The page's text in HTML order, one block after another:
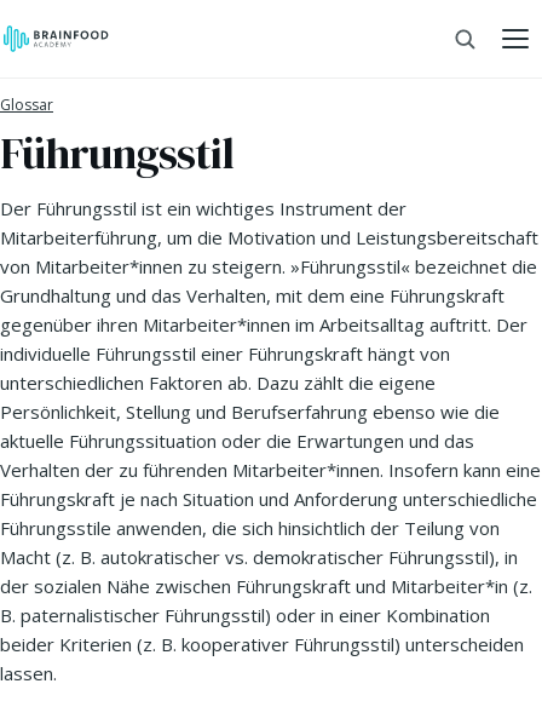
Glossar
Führungsstil
Der Führungsstil ist ein wichtiges Instrument der
Mitarbeiterführung, um die Motivation und Leistungsbereitschaft
von Mitarbeiter*innen zu steigern. »Führungsstil« bezeichnet die
Grundhaltung und das Verhalten, mit dem eine Führungskraft
gegenüber ihren Mitarbeiter*innen im Arbeitsalltag auftritt. Der
individuelle Führungsstil einer Führungskraft hängt von
unterschiedlichen Faktoren ab. Dazu zählt die eigene
Persönlichkeit, Stellung und Berufserfahrung ebenso wie die
aktuelle Führungssituation oder die Erwartungen und das
Verhalten der zu führenden Mitarbeiter*innen. Insofern kann eine
Führungskraft je nach Situation und Anforderung unterschiedliche
Führungsstile anwenden, die sich hinsichtlich der Teilung von
Macht (z. B. autokratischer vs. demokratischer Führungsstil), in
der sozialen Nähe zwischen Führungskraft und Mitarbeiter*in (z.
B. paternalistischer Führungsstil) oder in einer Kombination
beider Kriterien (z. B. kooperativer Führungsstil) unterscheiden
lassen.